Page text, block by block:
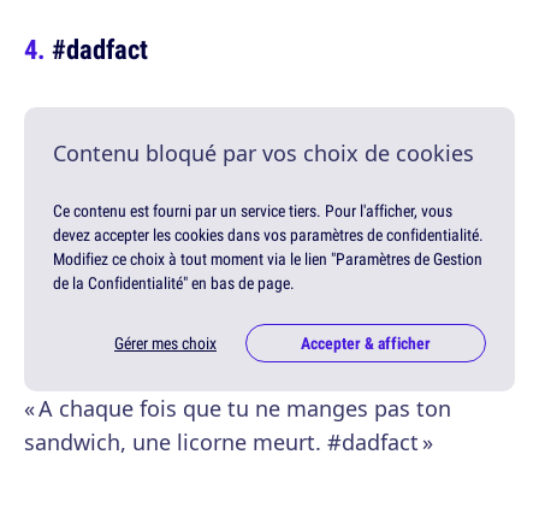
#dadfact
Contenu bloqué par vos choix de cookies
Ce contenu est fourni par un service tiers. Pour l'afficher, vous
devez accepter les cookies dans vos paramètres de confidentialité.
Modifiez ce choix à tout moment via le lien "Paramètres de Gestion
de la Confidentialité" en bas de page.
Gérer mes choix Accepter & afficher
« A chaque fois que tu ne manges pas ton
sandwich, une licorne meurt. #dadfact »